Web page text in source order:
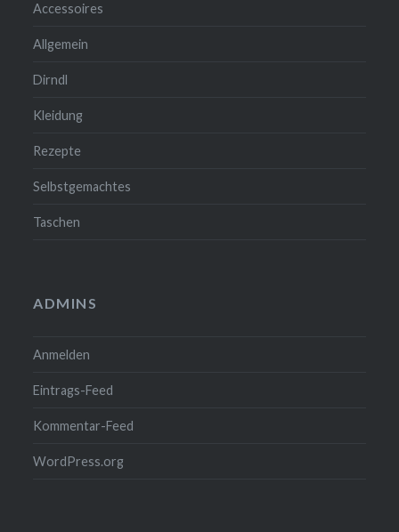
Accessoires
Allgemein
Dirndl
Kleidung
Rezepte
Selbstgemachtes
Taschen
ADMINS
Anmelden
Eintrags-Feed
Kommentar-Feed
WordPress.org